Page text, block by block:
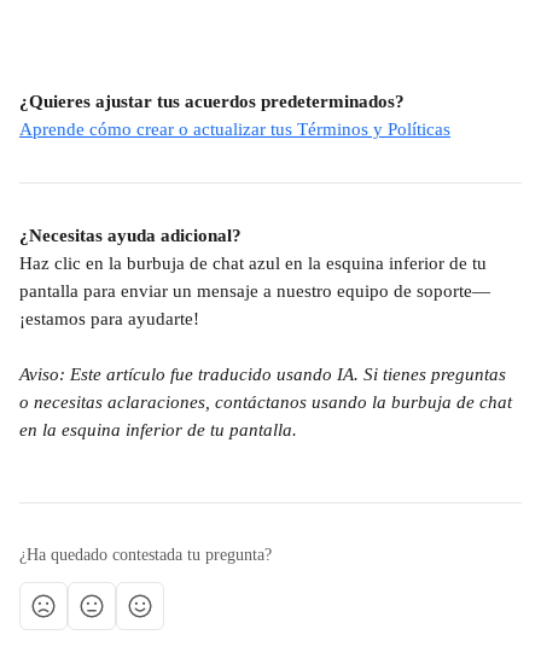
¿Quieres ajustar tus acuerdos predeterminados?
Aprende cómo crear o actualizar tus Términos y Políticas
¿Necesitas ayuda adicional?
Haz clic en la burbuja de chat azul en la esquina inferior de tu
pantalla para enviar un mensaje a nuestro equipo de soporte—
¡estamos para ayudarte!
Aviso: Este artículo fue traducido usando IA. Si tienes preguntas
o necesitas aclaraciones, contáctanos usando la burbuja de chat
en la esquina inferior de tu pantalla.
¿Ha quedado contestada tu pregunta?